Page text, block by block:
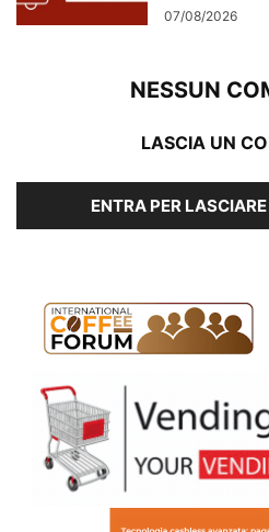
07/08/2026
NESSUN
LASCIA UN
ENTRA PER